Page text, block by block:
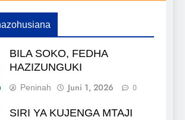
BILA SOKO, FEDHA
HAZIZUNGUKI
Peninah Juni 1, 2026 0
SIRI YA KUJENGA MTAJI